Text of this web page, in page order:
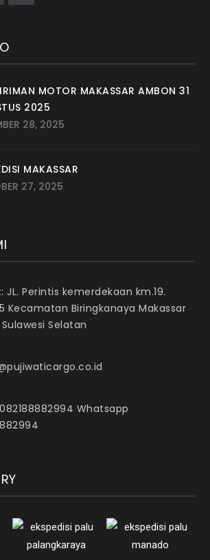
MOTOR MAKASSAR AMBON 31
2025
28, 2025
MAKASSAR
27, 2025
JL. Perintis kemerdekaan km.19.
Kecamatan Biringkanaya Makassar
Selatan
Whatsapp